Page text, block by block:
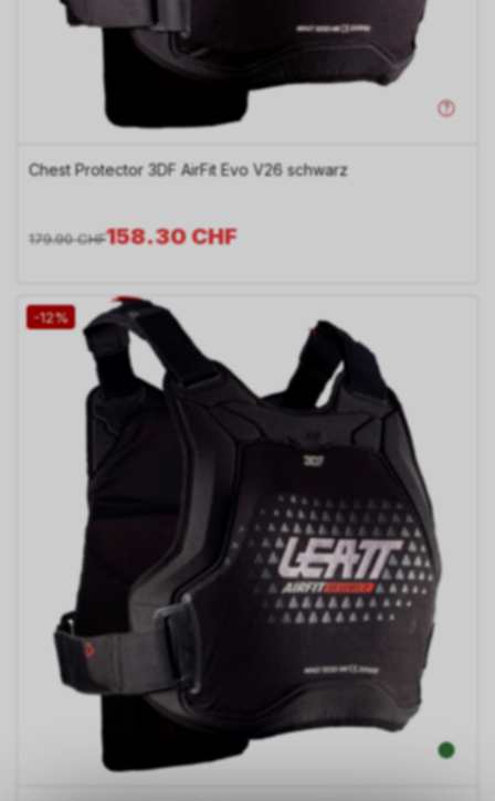
Chest Protector 3DF AirFit Evo V26 schwarz
158.30CHF
179.90 CHF
-12%